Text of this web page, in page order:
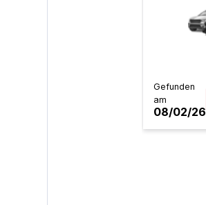
Gefunden
am
08/02/26